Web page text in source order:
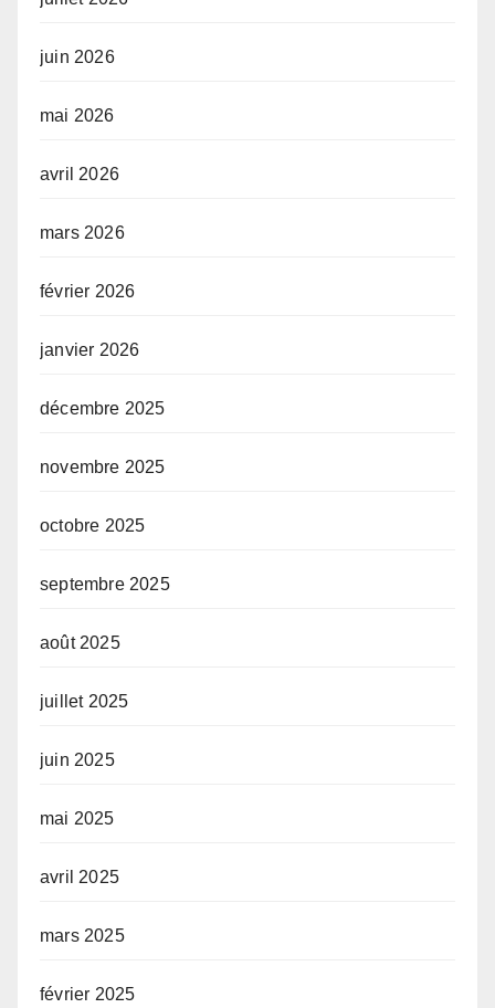
juin 2026
mai 2026
avril 2026
mars 2026
février 2026
janvier 2026
décembre 2025
novembre 2025
octobre 2025
septembre 2025
août 2025
juillet 2025
juin 2025
mai 2025
avril 2025
mars 2025
février 2025